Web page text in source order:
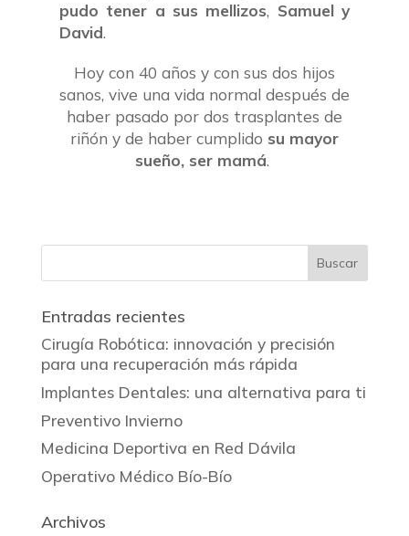
pudo tener a sus mellizos, Samuel y
David.
Hoy con 40 años y con sus dos hijos
sanos, vive una vida normal después de
haber pasado por dos trasplantes de
riñón y de haber cumplido su mayor
sueño, ser mamá.
Entradas recientes
Cirugía Robótica: innovación y precisión
para una recuperación más rápida
Implantes Dentales: una alternativa para ti
Preventivo Invierno
Medicina Deportiva en Red Dávila
Operativo Médico Bío-Bío
Archivos